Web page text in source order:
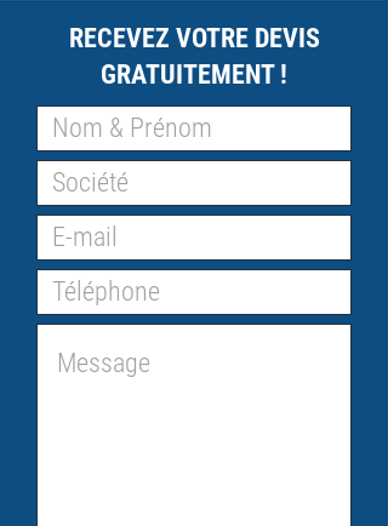
RECEVEZ VOTRE DEVIS
GRATUITEMENT !